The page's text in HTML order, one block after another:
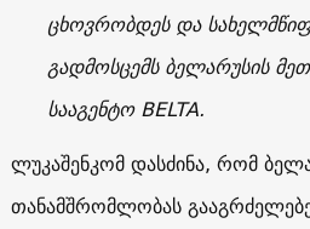
ცხოვრობდეს და
გადმოსცემს ბელარუსის
სააგენტო BELTA.
ლუკაშენკომ დასძინა, რომ
თანამშრომლობას